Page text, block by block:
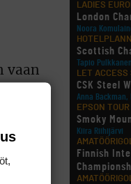
vaan
on
LADIES
London
Noora
Scottish
Tapio Pulkkanen
LET ACCESS
CSK Steel
Anna
EPSON TOUR
Smoky
Kiira Riihijärvi
Finnish